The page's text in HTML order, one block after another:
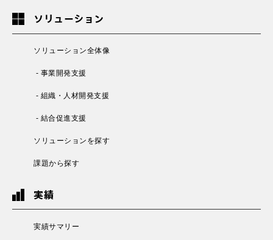
ソリューション
ソリューション全体像
- 事業開発支援
- 組織・人材開発支援
- 結合促進支援
ソリューションを探す
課題から探す
実績
実績サマリー